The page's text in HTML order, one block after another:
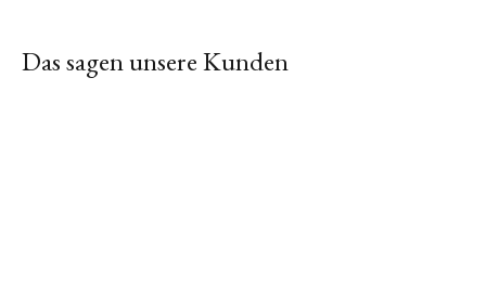
Das sagen unsere Kunden